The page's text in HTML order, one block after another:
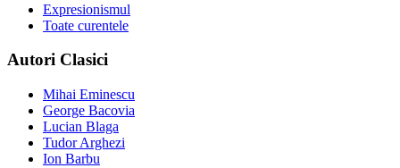
Expresionismul
Toate curentele
Autori Clasici
Mihai Eminescu
George Bacovia
Lucian Blaga
Tudor Arghezi
Ion Barbu